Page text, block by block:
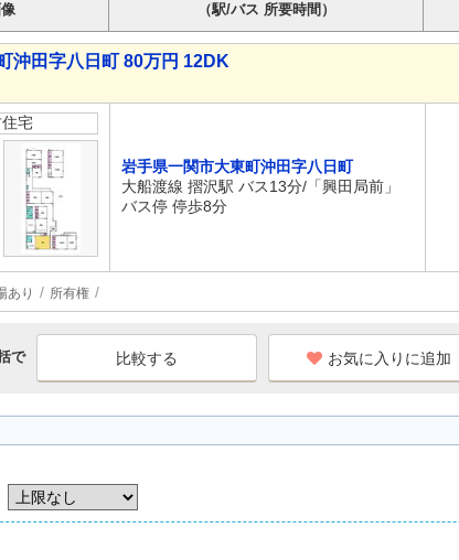
（駅/バス 所要時間）
沖田字八日町 80万円 12DK
宅
岩手県一関市大東町沖田字八日町
大船渡線 摺沢駅 バス13分/「興田局前」
バス停 停歩8分
あり 所有権
で お気に入りに追加